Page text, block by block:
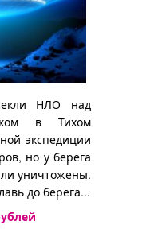
НЛО над
в Тихом
экспедиции
но у берега
уничтожены.
до берега...